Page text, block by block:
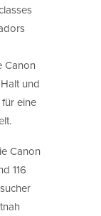
Canon
und
eine
Canon
116